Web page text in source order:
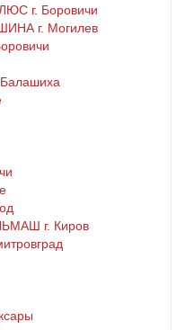
г. Боровичи
г. Могилев
г. Киров